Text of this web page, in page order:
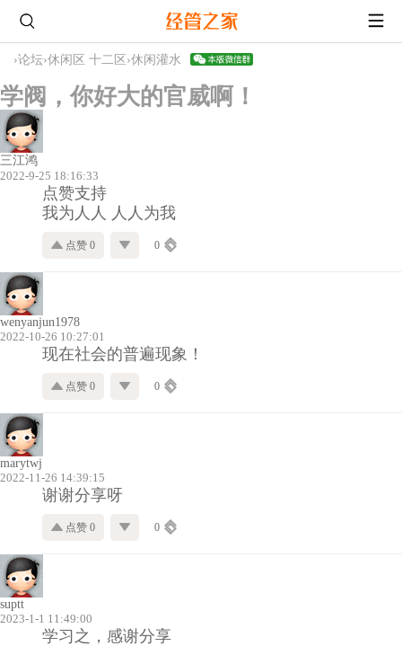
›论坛›休闲区 十二区 ›休闲灌水
学阀，你好大的官威啊！
三江鸿
2022-9-25 18:16:33
点赞支持
我为人人 人人为我
点赞 0 0
wenyanjun1978
2022-10-26 10:27:01
现在社会的普遍现象！
点赞 0 0
marytwj
2022-11-26 14:39:15
谢谢分享呀
点赞 0 0
suptt
2023-1-1 11:49:00
学习之，感谢分享